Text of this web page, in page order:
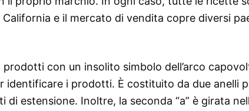
e il mercato di vendita copre diversi
con un insolito simbolo dell’arco
identificare i prodotti. È costituito da due anelli
estensione. Inoltre, la seconda “a” è girata